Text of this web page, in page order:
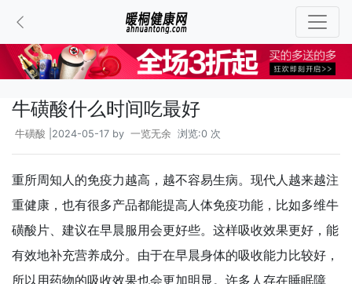
牛磺酸什么时间吃最好
牛磺酸 |2024-05-17 by 一览无余 浏览:0 次
重所周知人的免疫力越高，越不容易生病。现代人越来越注
重健康，也有很多产品都能提高人体免疫功能，比如多维牛
磺酸片、建议在早晨服用会更好些。这样吸收效果更好，能
有效地补充营养成分。由于在早晨身体的吸收能力比较好，
所以用药物的吸收效果也会更加明显。许多人存在睡眠障